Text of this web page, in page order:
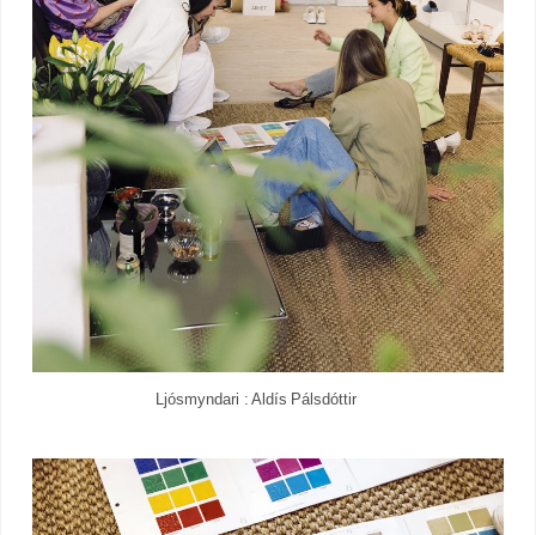
Ljósmyndari : Aldís Pálsdóttir